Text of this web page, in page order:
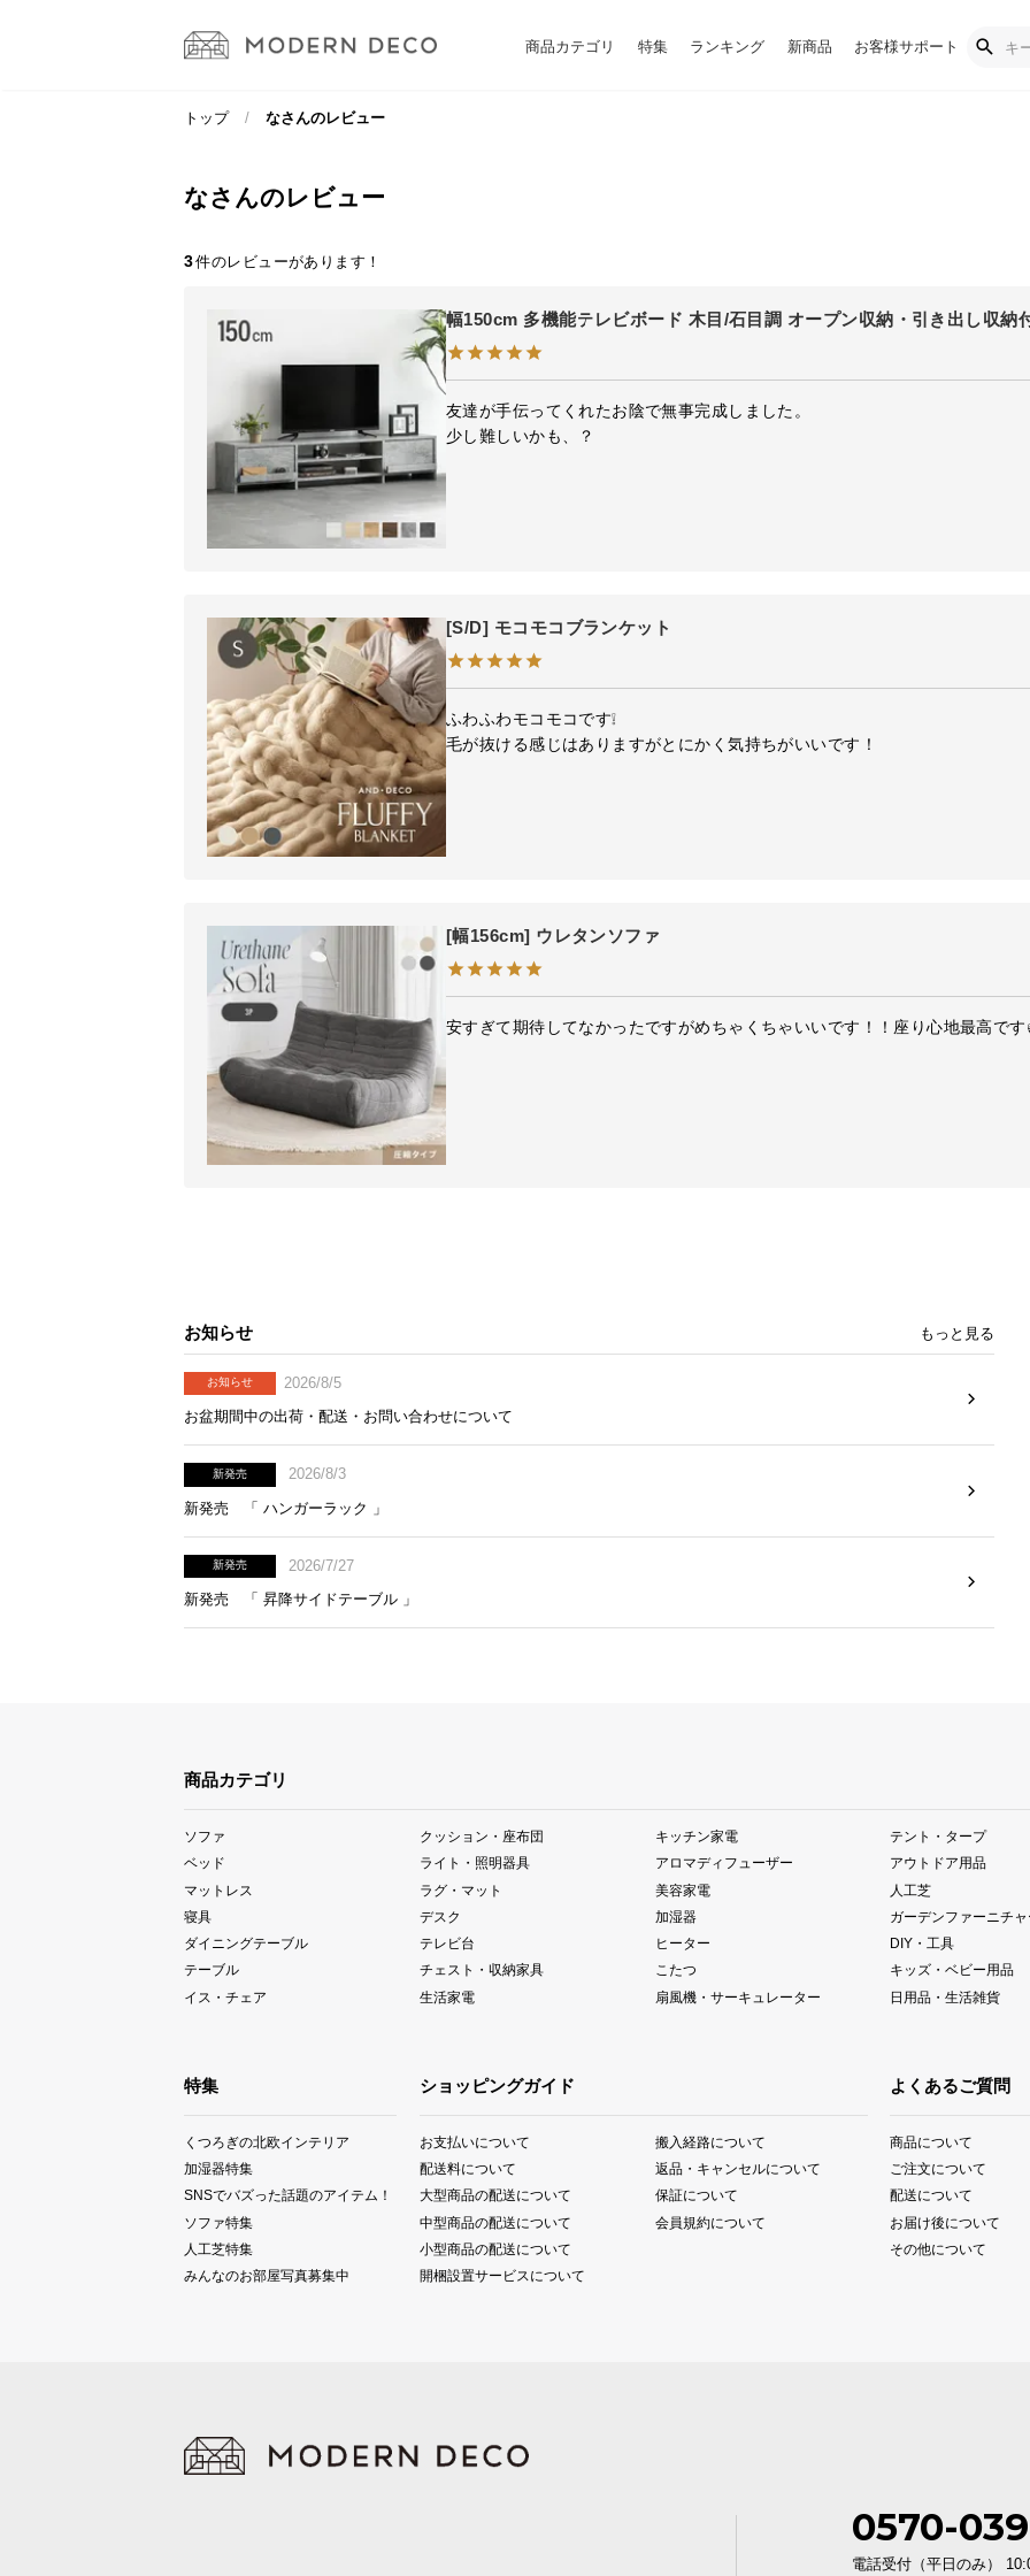
商品カテゴリ 特集 ランキング 新商品 お客様サポート
トップ なさんのレビュー
なさんのレビュー
3
幅150cm 多機能テレビボード 木目/石目調 オープン収納・引き出し収納
友達が手伝ってくれたお陰で無事完成しました。
少し難しいかも、？
[S/D] モコモコブランケット
ふわふわモコモコです❕
毛が抜ける感じはありますがとにかく気持ちがいいです！
[幅156cm] ウレタンソファ
安すぎて期待してなかったですがめちゃくちゃいいです！！座り心地最高です
お知らせ もっと見る
お知らせ
2026/8/5
お盆期間中の出荷・配送・お問い合わせについて
新発売
2026/8/3
新発売 「 ハンガーラック 」
新発売
2026/7/27
新発売 「 昇降サイドテーブル 」
商品カテゴリ
ソファ
ベッド
マットレス
寝具
ダイニングテーブル
テーブル
イス・チェア
クッション・座布団
ライト・照明器具
ラグ・マット
デスク
テレビ台
チェスト・収納家具
生活家電
キッチン家電
アロマディフューザー
美容家電
加湿器
ヒーター
こたつ
扇風機・サーキュレーター
テント・タープ
アウトドア用品
人工芝
ガーデンファーニチャ
DIY・工具
キッズ・ベビー用品
日用品・生活雑貨
特集
くつろぎの北欧インテリア
加湿器特集
SNSでバズった話題のアイテム！
ソファ特集
人工芝特集
みんなのお部屋写真募集中
ショッピングガイド
お支払いについて
配送料について
大型商品の配送について
中型商品の配送について
小型商品の配送について
開梱設置サービスについて
搬入経路について
返品・キャンセルについて
保証について
会員規約について
よくあるご質問
商品について
ご注文について
配送について
お届け後について
その他について
0570-
電話受付（平日のみ）